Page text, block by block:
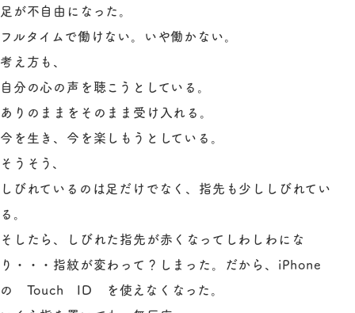
足が不自由になった。
フルタイムで働けない。いや働かない。
考え方も、
自分の心の声を聴こうとしている。
ありのままをそのまま受け入れる。
今を生き、今を楽しもうとしている。
そうそう、
しびれているのは足だけでなく、指先も少ししびれてい
る。
そしたら、しびれた指先が赤くなってしわしわにな
り・・・指紋が変わって？しまった。だから、iPhone
の Touch ID を使えなくなった。